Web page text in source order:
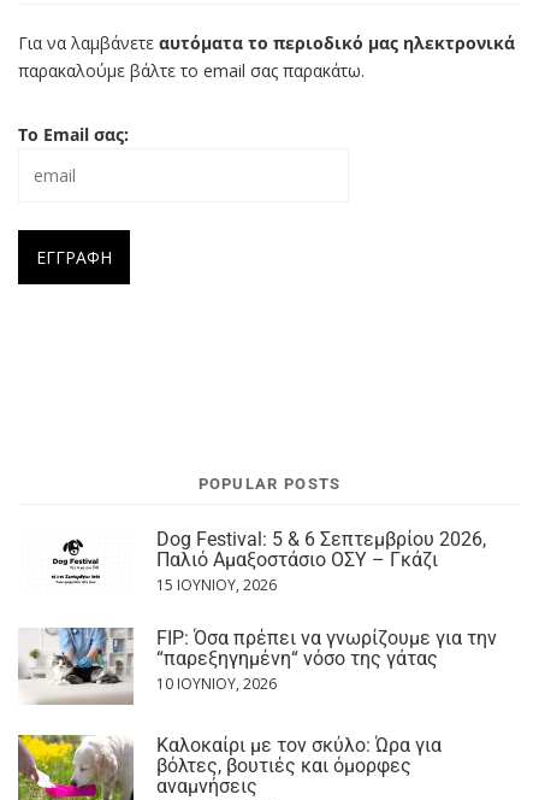
Για να λαμβάνετε αυτόματα το περιοδικό μας ηλεκτρονικά
παρακαλούμε βάλτε το email σας παρακάτω.
Το Email σας:
POPULAR POSTS
Dog Festival: 5 & 6 Σεπτεμβρίου 2026,
Παλιό Αμαξοστάσιο ΟΣΥ – Γκάζι
15 ΙΟΥΝΊΟΥ, 2026
FIP: Όσα πρέπει να γνωρίζουμε για την
“παρεξηγημένη“ νόσο της γάτας
10 ΙΟΥΝΊΟΥ, 2026
Καλοκαίρι με τον σκύλο: Ώρα για
βόλτες, βουτιές και όμορφες
αναμνήσεις